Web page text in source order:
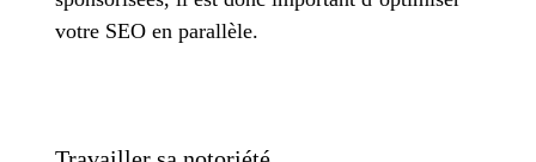
votre SEO en parallèle.